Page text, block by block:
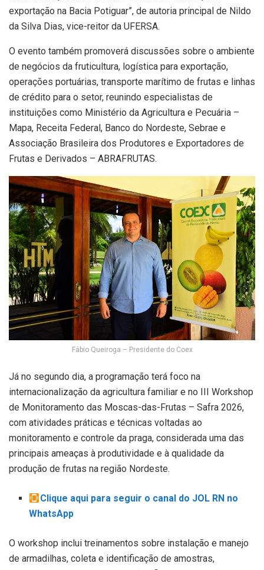
exportação na Bacia Potiguar”, de autoria principal de Nildo
da Silva Dias, vice-reitor da UFERSA.
O evento também promoverá discussões sobre o ambiente
de negócios da fruticultura, logística para exportação,
operações portuárias, transporte marítimo de frutas e linhas
de crédito para o setor, reunindo especialistas de
instituições como Ministério da Agricultura e Pecuária –
Mapa, Receita Federal, Banco do Nordeste, Sebrae e
Associação Brasileira dos Produtores e Exportadores de
Frutas e Derivados – ABRAFRUTAS.
Fábio Queiroga – Presidente do Coex
Já no segundo dia, a programação terá foco na
internacionalização da agricultura familiar e no III Workshop
de Monitoramento das Moscas-das-Frutas – Safra 2026,
com atividades práticas e técnicas voltadas ao
monitoramento e controle da praga, considerada uma das
principais ameaças à produtividade e à qualidade da
produção de frutas na região Nordeste.
Clique aqui para seguir o canal do JOL RN no
WhatsApp
O workshop inclui treinamentos sobre instalação e manejo
de armadilhas, coleta e identificação de amostras,